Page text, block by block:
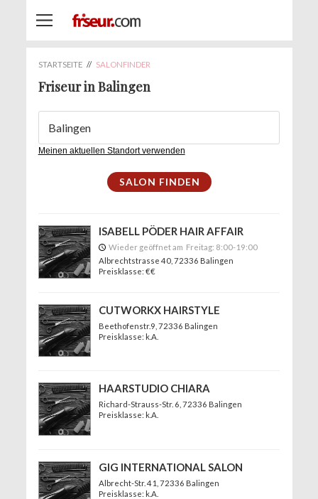
STARTSEITE // SALONFINDER
Friseur in Balingen
Meinen aktuellen Standort verwenden
ISABELL PÖDER HAIR AFFAIR
Wieder geöffnet am Freitag: 8:00-19:00
Albrechtstrasse 40, 72336 Balingen
Preisklasse: €€
CUTWORKX HAIRSTYLE
Beethofenstr.9 , 72336 Balingen
Preisklasse: k.A.
HAARSTUDIO CHIARA
Richard-Strauss-Str. 6 , 72336 Balingen
Preisklasse: k.A.
GIG INTERNATIONAL SALON
Albrecht-Str. 41 , 72336 Balingen
Preisklasse: k.A.